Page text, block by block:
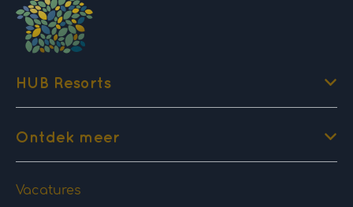
HUB Resorts
Ontdek meer
Vacatures